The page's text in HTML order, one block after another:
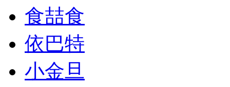
食喆食
依巴特
小金旦